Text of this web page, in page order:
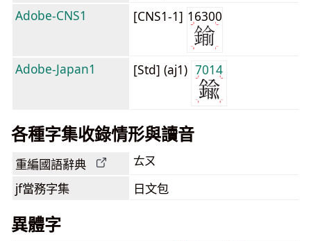
Adobe-CNS1
[CNS1-1] 16300
Adobe-Japan1 [Std] (aj1) 7014
各種字集收錄情形與讀音
重編國語辭典 ㄊㄡ
jf當務字集 日文包
異體字